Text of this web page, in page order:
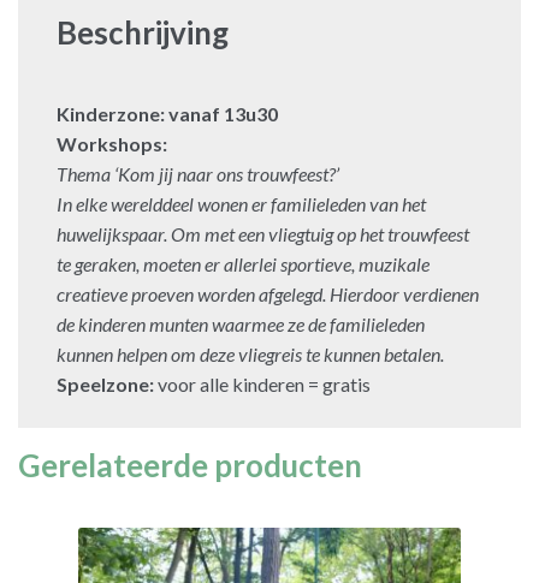
Beschrijving
Kinderzone: vanaf 13u30
Workshops:
Thema ‘Kom jij naar ons trouwfeest?’
In elke werelddeel wonen er familieleden van het
huwelijkspaar. Om met een vliegtuig op hettrouwfeest
te geraken, moeten er allerlei sportieve, muzikale
creatieve proeven worden afgelegd. Hierdoorverdienen
de kinderen munten waarmee ze de familieleden
kunnen helpen om deze vliegreis tekunnen betalen.
Speelzone:voor alle kinderen = gratis
Gerelateerde producten